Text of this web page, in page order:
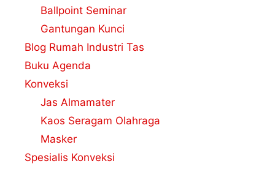
Ballpoint Seminar
Gantungan Kunci
Blog Rumah Industri Tas
Buku Agenda
Konveksi
Jas Almamater
Kaos Seragam Olahraga
Masker
Spesialis Konveksi